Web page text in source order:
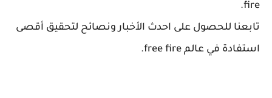
fire.
تابعنا للحصول على احدث الأخبار ونصائح لتحقيق أقصى
استفادة في عالم free fire.